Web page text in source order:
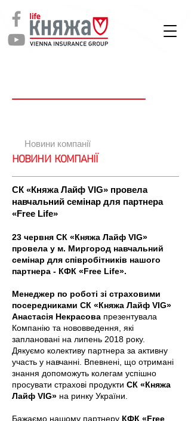
Новини компанії
НОВИНИ КОМПАНІЇ
СК «Княжа Лайф VIG» провела
навчальний семінар для партнера
«Free Life»
23 червня СК «Княжа Лайф VIG»
провела у м. Миргород навчальний
семінар для співробітників нашого
партнера - КФК «Free Life».
Менеджер по роботі зі страховими
посередниками СК «Княжа Лайф VIG»
Анастасія Некрасова презентувала
Компанію та нововведення, які
заплановані на липень 2018 року.
Дякуємо колективу партнера за активну
участь у навчанні. Впевнені, що отримані
знання допоможуть колегам успішно
просувати страхові продукти СК «Княжа
Лайф VIG» на ринку України.
Бажаємо нашому партнеру КФК «Free